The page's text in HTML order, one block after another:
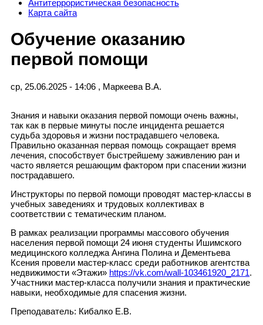
Антитеррористическая безопасность
Карта сайта
Обучение оказанию
первой помощи
ср, 25.06.2025 - 14:06 , Маркеева В.А.
Знания и навыки оказания первой помощи очень важны,
так как в первые минуты после инцидента решается
судьба здоровья и жизни пострадавшего человека.
Правильно оказанная первая помощь сокращает время
лечения, способствует быстрейшему заживлению ран и
часто является решающим фактором при спасении жизни
пострадавшего.
Инструкторы по первой помощи проводят мастер-классы в
учебных заведениях и трудовых коллективах в
соответствии с тематическим планом.
В рамках реализации программы массового обучения
населения первой помощи 24 июня студенты Ишимского
медицинского колледжа Ангина Полина и Дементьева
Ксения провели мастер-класс среди работников агентства
недвижимости «Этажи» https://vk.com/wall-103461920_2171.
Участники мастер-класса получили знания и практические
навыки, необходимые для спасения жизни.
Преподаватель: Кибалко Е.В.